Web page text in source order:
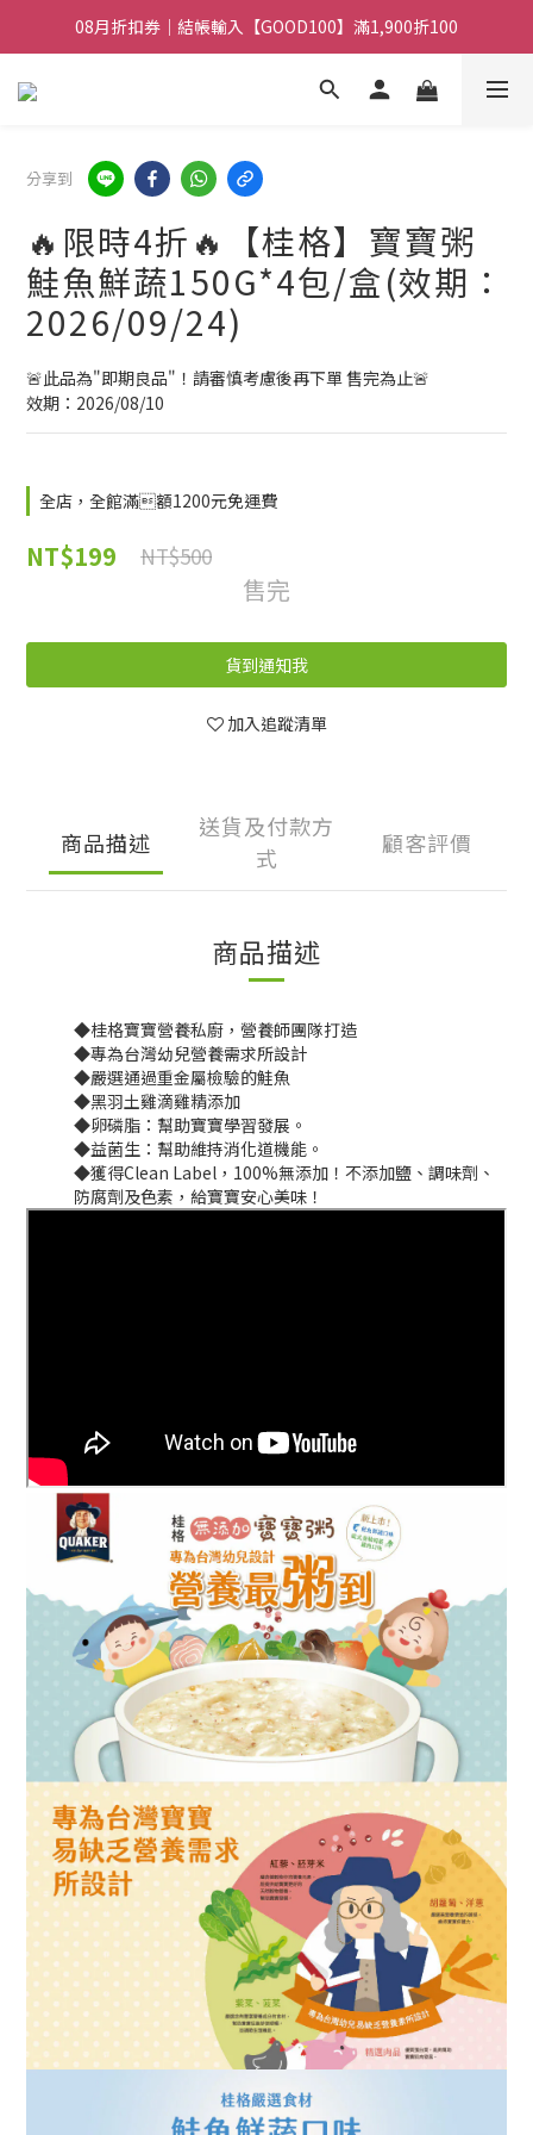
08月折扣券｜結帳輸入【GOOD100】滿1,900折100
08月折扣券｜結帳輸入【GOOD100】滿1,900折100
08月折扣券｜結帳輸入【GOOD250】滿2,500折200
分享到
🔥限時4折🔥【桂格】寶寶粥
鮭魚鮮蔬150G*4包/盒(效期：
2026/09/24)
🚨此品為"即期良品"！請審慎考慮後再下單 售完為止🚨
效期：2026/08/10
全店，全館滿額1200元免運費
NT$199 NT$500
售完
貨到通知我
加入追蹤清單
商品描述
送貨及付款方
式
顧客評價
商品描述
◆桂格寶寶營養私廚，營養師團隊打造
◆專為台灣幼兒營養需求所設計
◆嚴選通過重金屬檢驗的鮭魚
◆黑羽土雞滴雞精添加
◆卵磷脂：幫助寶寶學習發展。
◆益菌生：幫助維持消化道機能。
◆獲得Clean Label，100%無添加！不添加鹽、調味劑、
防腐劑及色素，給寶寶安心美味！